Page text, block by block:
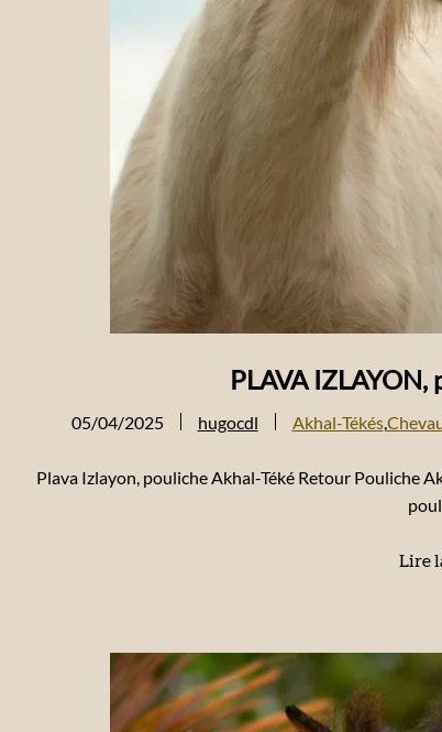
PLAVA IZLAYON,
05/04/2025 hugocdl Akhal-Tékés,
Plava Izlayon, pouliche Akhal-Téké Retour Pouliche
Lire